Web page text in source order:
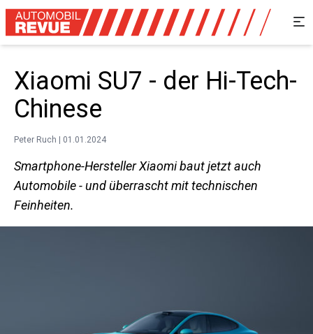
Xiaomi SU7 - der Hi-Tech-
Chinese
Peter Ruch | 01.01.2024
Smartphone-Hersteller Xiaomi baut jetzt auch
Automobile - und überrascht mit technischen
Feinheiten.